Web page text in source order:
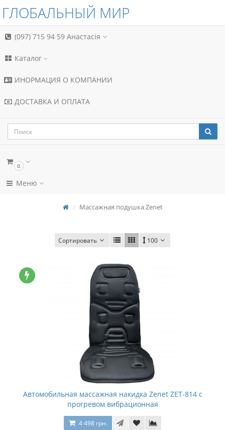
ГЛОБАЛЬНЫЙ МИР
(097) 715 94 59 Анастасія
Каталог
ИНОРМАЦИЯ О КОМПАНИИ
ДОСТАВКА И ОПЛАТА
0
Меню
Массажная подушка Zenet
Сортировать 100
Автомобильная массажная накидка Zenet ZET-814 с
прогревом вибрационная
4 498 грн.